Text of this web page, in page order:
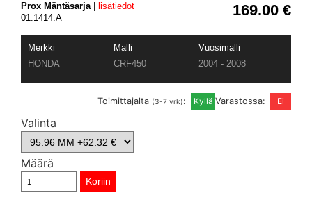
169.00 €
Prox Mäntäsarja|
lisätiedot
01.1414.A
Merkki Malli
Vuosimalli
HONDA
CRF450 2004 - 2008
Varastossa:
Toimittajalta (3-7 vrk):
Valinta
Määrä